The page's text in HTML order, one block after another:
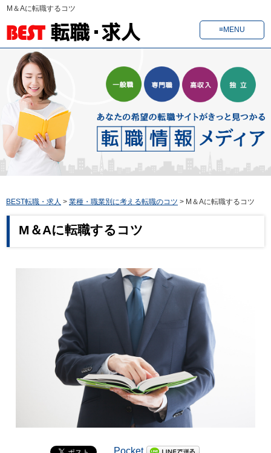
M＆Aに転職するコツ
≡MENU
BEST転職・求人 > 業種・職業別に考える転職のコツ > M＆Aに転職するコツ
M＆Aに転職するコツ
Pocket